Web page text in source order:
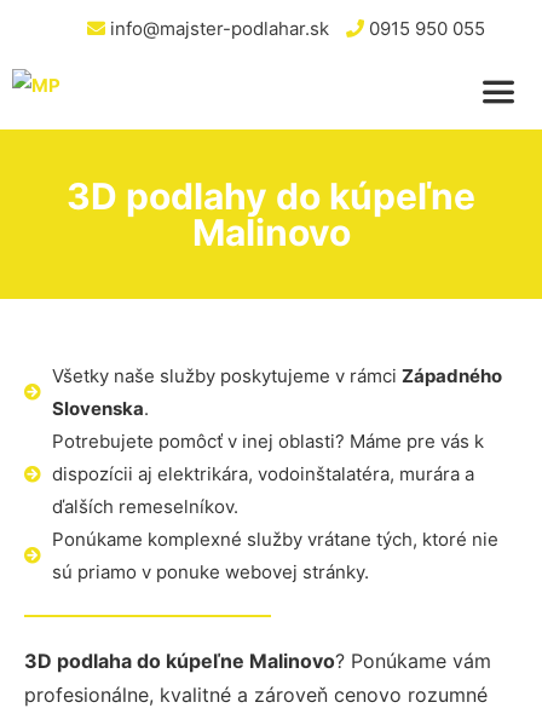
info@majster-podlahar.sk 0915 950 055
3D podlahy do kúpeľne
Malinovo
Všetky naše služby poskytujeme v rámci Západného
Slovenska.
Potrebujete pomôcť v inej oblasti? Máme pre vás k
dispozícii aj elektrikára, vodoinštalatéra, murára a
ďalších remeselníkov.
Ponúkame komplexné služby vrátane tých, ktoré nie
sú priamo v ponuke webovej stránky.
3D podlaha do kúpeľne Malinovo? Ponúkame vám
profesionálne, kvalitné a zároveň cenovo rozumné